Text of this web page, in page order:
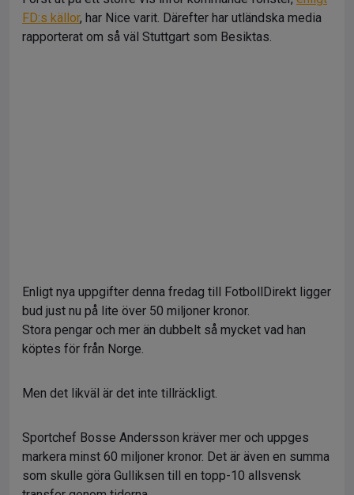
FD:s källor, har Nice varit. Därefter har utländska media
rapporterat om så väl Stuttgart som Besiktas.
Enligt nya uppgifter denna fredag till FotbollDirekt ligger
bud just nu på lite över 50 miljoner kronor.
Stora pengar och mer än dubbelt så mycket vad han
köptes för från Norge.
Men det likväl är det inte tillräckligt.
Sportchef Bosse Andersson kräver mer och uppges
markera minst 60 miljoner kronor. Det är även en summa
som skulle göra Gulliksen till en topp-10 allsvensk